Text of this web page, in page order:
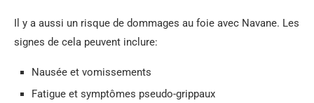
Il y a aussi un risque de dommages au foie avec Navane. Les
signes de cela peuvent inclure:
Nausée et vomissements
Fatigue et symptômes pseudo-grippaux